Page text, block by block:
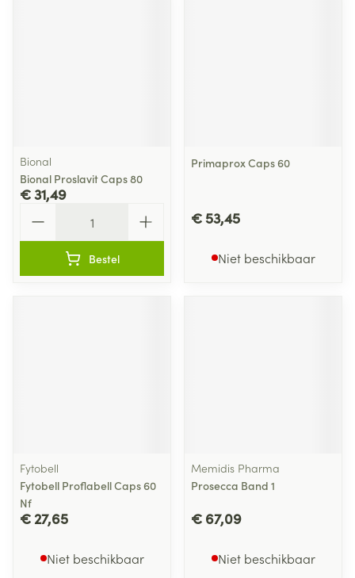
Bional
Bional Proslavit Caps 80
€ 31,49
Bestel
Primaprox Caps 60
€ 53,45
Niet beschikbaar
Fytobell
Fytobell Proflabell Caps 60
Nf
€ 27,65
Niet beschikbaar
Memidis Pharma
Prosecca Band 1
€ 67,09
Niet beschikbaar